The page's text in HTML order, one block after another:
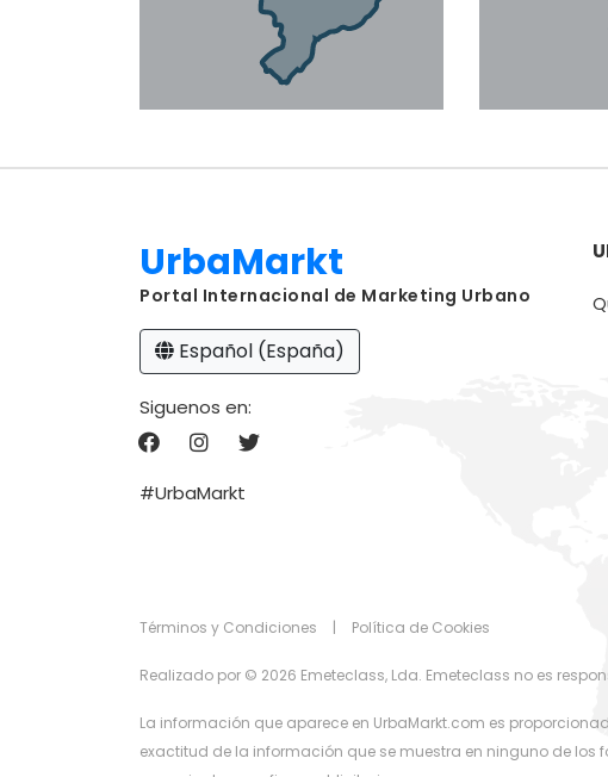
UrbaMarkt
Portal Internacional de Marketing Urbano
Español (España)
Siguenos en:
#UrbaMarkt
Términos y Condiciones | Política de Cookies
Realizado por © 2026 Emeteclass, Lda. Emeteclass no es
La información que aparece en UrbaMarkt.com es
exactitud de la información que se muestra en ninguno de